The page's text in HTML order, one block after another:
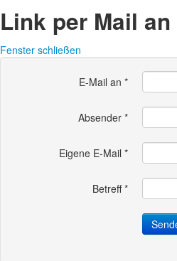
Link per Mail
Fenster schließen
E-Mail an *
Absender *
Eigene E-Mail *
Betreff*